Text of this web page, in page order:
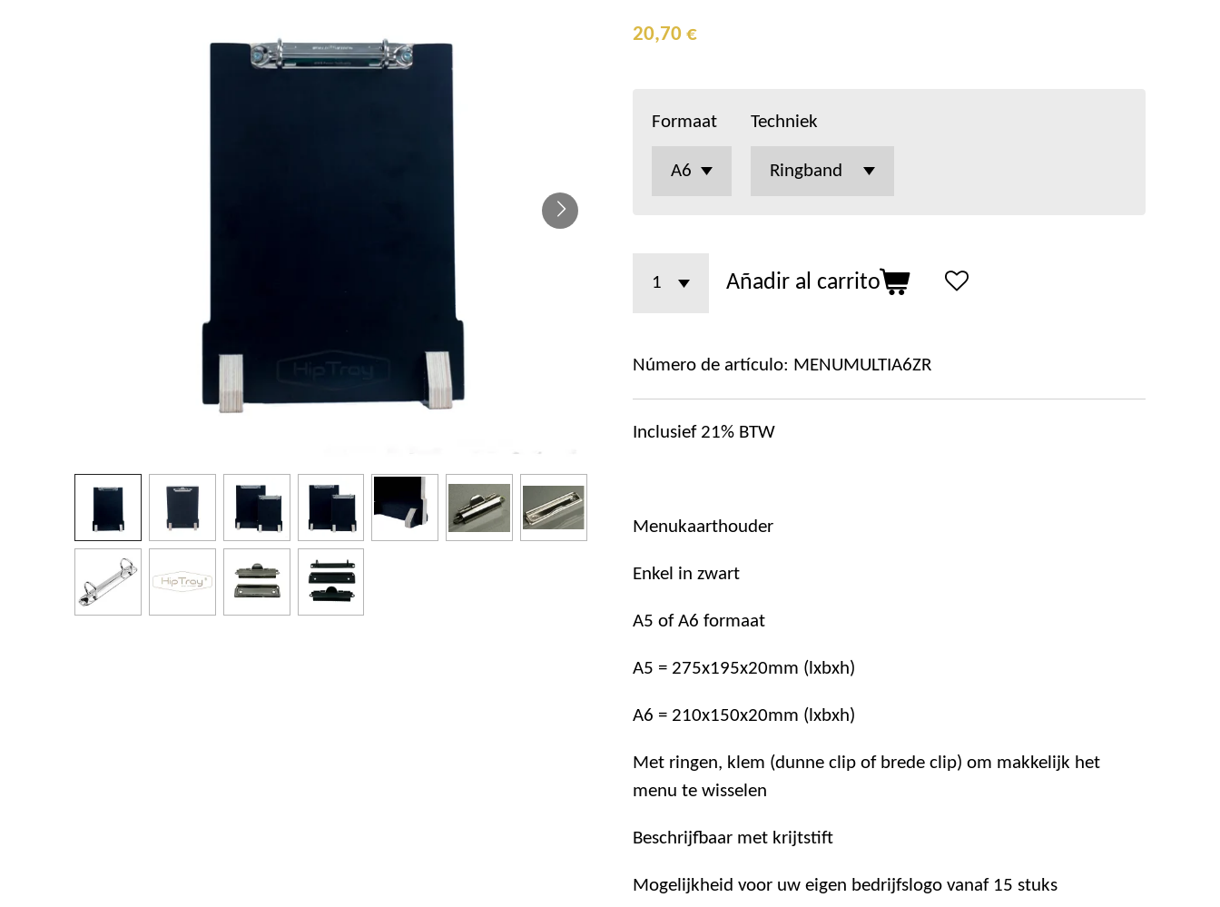
20,70 €
Formaat Techniek
Añadir al carrito
Número de artículo: MENUMULTIA6ZR
Inclusief 21% BTW
Menukaarthouder
Enkel in zwart
A5 of A6 formaat
A5 = 275x195x20mm (lxbxh)
A6 = 210x150x20mm (lxbxh)
Met ringen, klem (dunne clip of brede clip) om makkelijk het
menu te wisselen
Beschrijfbaar met krijtstift
Mogelijkheid voor uw eigen bedrijfslogo vanaf 15 stuks